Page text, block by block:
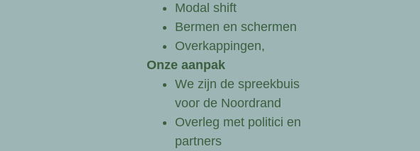
Modal shift
Bermen en schermen
Overkappingen,
Onze aanpak
We zijn de spreekbuis
voor de Noordrand
Overleg met politici en
partners